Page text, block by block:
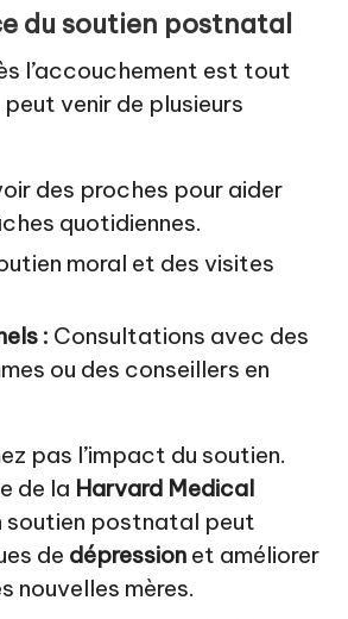
du soutien postnatal
l’accouchement est tout
venir de plusieurs
des proches pour aider
quotidiennes.
moral et des visites
: Consultations avec des
ou des conseillers en
pas l’impact du soutien.
de la Harvard Medical
soutien postnatal peut
de dépression et améliorer
nouvelles mères.